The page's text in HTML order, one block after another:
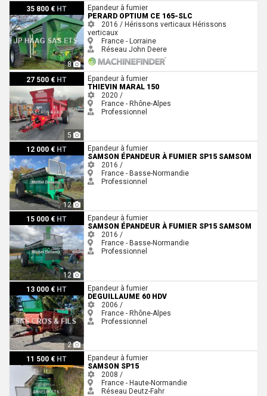
35 800 € HT
8
Perard Optium CE 165-SLCEpandeur à fumier
PERARD OPTIUM CE 165-SLC
2016 / Hérissons verticaux Hérissons
verticaux
France - Lorraine
Réseau John Deere
27 500 € HT
5
Thievin Maral 150
Epandeur à fumier
THIEVIN MARAL 150
2020 /
France - Rhône-Alpes
Professionnel
12 000 € HT
12
Samson Épandeur à fumier SP15 Samsom
Epandeur à fumier
SAMSON ÉPANDEUR À FUMIER SP15 SAMSOM
2016 /
France - Basse-Normandie
Professionnel
15 000 € HT
12
Samson Épandeur à fumier SP15 Samsom
Epandeur à fumier
SAMSON ÉPANDEUR À FUMIER SP15 SAMSOM
2016 /
France - Basse-Normandie
Professionnel
13 000 € HT
2
DEGUILLAUME 60 HDV
Epandeur à fumier
DEGUILLAUME 60 HDV
2006 /
France - Rhône-Alpes
Professionnel
11 500 € HT
Samson SP15
Epandeur à fumier
SAMSON SP15
2008 /
France - Haute-Normandie
Réseau Deutz-Fahr